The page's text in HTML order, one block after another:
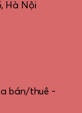
Hà Nội
bán/thuê -